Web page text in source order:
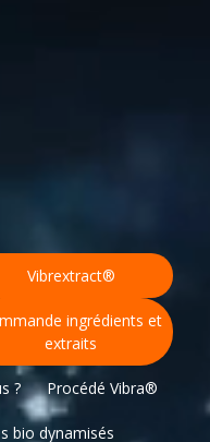
Vibrextract®
ingrédients et
extraits
? Procédé Vibra®
bio dynamisés